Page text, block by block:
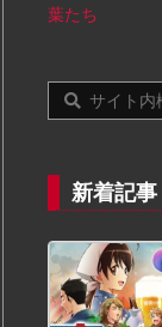
葉たち
新着記事